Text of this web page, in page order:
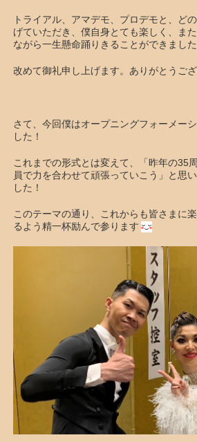
トライアル、アマデモ、プロデモと、ど
げていただき、僕自身とても楽しく、ま
ながら一生懸命踊りきることができました
改めて御礼申し上げます。ありがとうご
さて、今回僕はオープニングフォーメー
した！
これまでの形式とは変えて、「昨年の35
員で力を合わせて頑張っていこう」と思
した！
このテーマの通り、これからも皆さまに
るよう精一杯励んで参ります